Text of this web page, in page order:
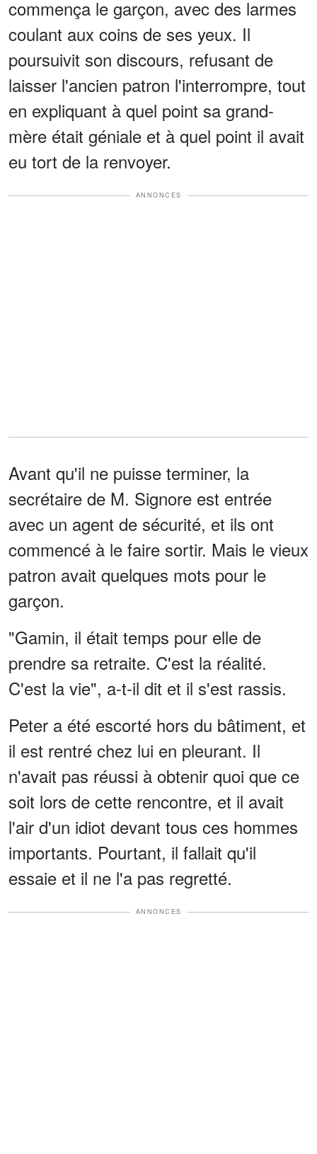
commença le garçon, avec des larmes
coulant aux coins de ses yeux. Il
poursuivit son discours, refusant de
laisser l'ancien patron l'interrompre, tout
en expliquant à quel point sa grand-
mère était géniale et à quel point il avait
eu tort de la renvoyer.
ANNONCES
Avant qu'il ne puisse terminer, la
secrétaire de M. Signore est entrée
avec un agent de sécurité, et ils ont
commencé à le faire sortir. Mais le vieux
patron avait quelques mots pour le
garçon.
"Gamin, il était temps pour elle de
prendre sa retraite. C'est la réalité.
C'est la vie", a-t-il dit et il s'est rassis.
Peter a été escorté hors du bâtiment, et
il est rentré chez lui en pleurant. Il
n'avait pas réussi à obtenir quoi que ce
soit lors de cette rencontre, et il avait
l'air d'un idiot devant tous ces hommes
importants. Pourtant, il fallait qu'il
essaie et il ne l'a pas regretté.
ANNONCES